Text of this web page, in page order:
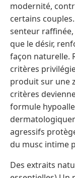
modernité,
certains
senteur
que le désir,
façon naturelle.
critères
produit sur une
critères
formule
agressifs
du musc intime
Des extraits